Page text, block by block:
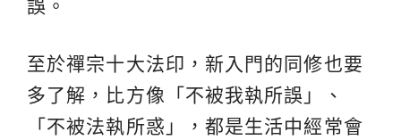
誤。
至於禪宗十大法印，新入門的同修也要
多了解，比方像「不被我執所誤」、
「不被法執所惑」，都是生活中經常會